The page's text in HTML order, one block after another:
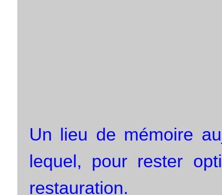
Un lieu de mémoire
lequel, pour rester
restauration.